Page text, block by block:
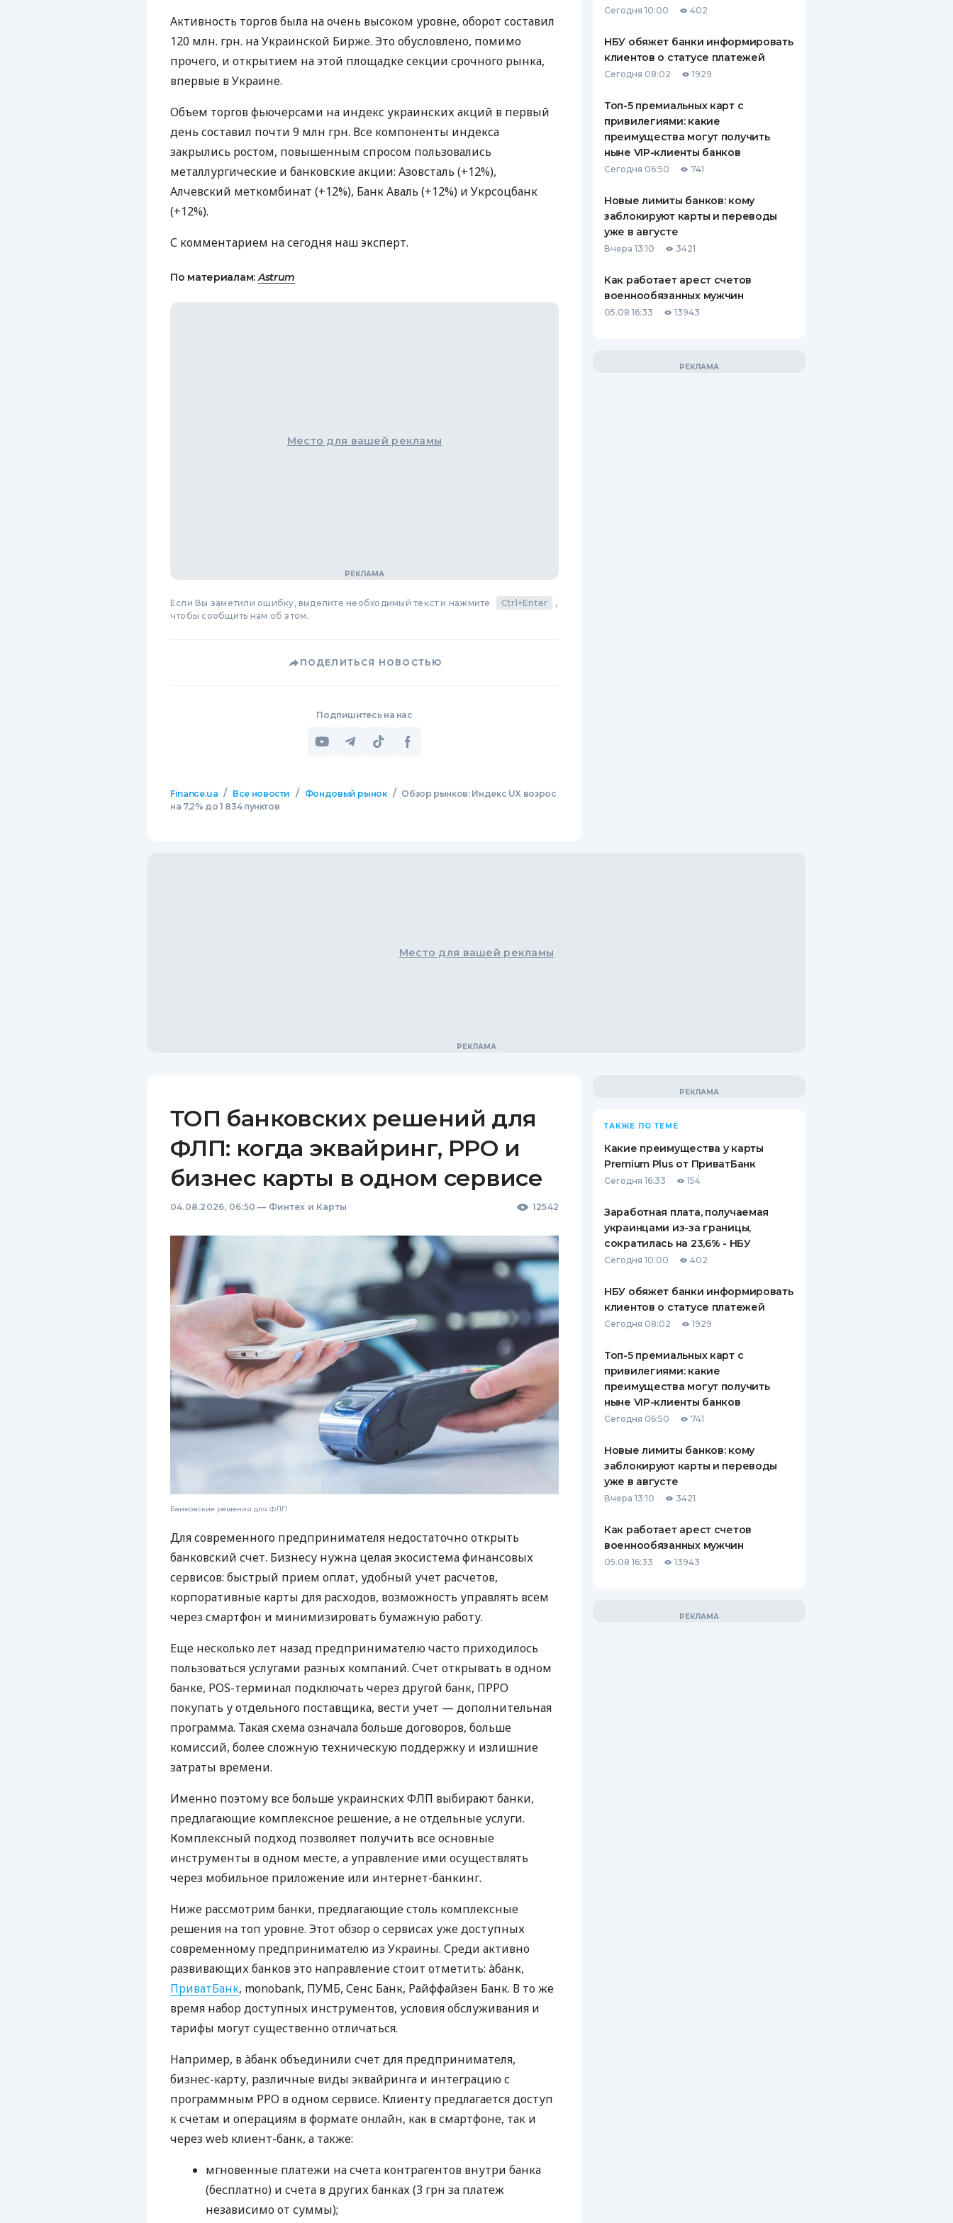
ЕЖЕМЕСЯЧНЫЙ ОБЗОР
ПУТЕВОДИТЕЛИ ПО
СТРАХОВАНИЮ
ВСЕ СТРАХОВЫЕ ПОЛИСЫ
ОТЗЫВЫ О СТРАХОВЫХ
КОМПАНИЯХ
Активность торгов была на очень высоком уровне, оборот составил
120 млн. грн. на Украинской Бирже. Это обусловлено, помимо
прочего, и открытием на этой площадке секции срочного рынка,
впервые в Украине.
Объем торгов фьючерсами на индекс украинских акций в первый
день составил почти 9 млн грн. Все компоненты индекса
закрылись ростом, повышенным спросом пользовались
металлургические и банковские акции: Азовсталь (+12%),
Алчевский меткомбинат (+12%), Банк Аваль (+12%) и Укрсоцбанк
(+12%).
С комментарием на сегодня наш эксперт.
По материалам:Astrum
Место для вашей рекламы
Если Вы заметили ошибку, выделите необходимый текст и нажмите Ctrl+Enter
,
чтобы сообщить нам об этом.
ПОДЕЛИТЬСЯ НОВОСТЬЮ
Подпишитесь на нас
Finance.ua / Все новости / Фондовый рынок / Обзор рынков: Индекс UX возрос
на 7,2% до 1 834 пунктов
Сегодня 10:00 402
НБУ обяжет банки информировать
клиентов о статусе платежей
Сегодня 08:02 1929
Топ-5 премиальных карт с
привилегиями: какие
преимущества могут получить
ныне VIP-клиенты банков
Сегодня 06:50 741
Новые лимиты банков: кому
заблокируют карты и переводы
уже в августе
Вчера 13:10 3421
Как работает арест счетов
военнообязанных мужчин
05.08 16:33 13943
Место для вашей рекламы
ТОП банковских решений для
ФЛП: когда эквайринг, РРО и
бизнес карты в одном сервисе
04.08.2026, 06:50 — Финтех и Карты 12542
Банковские решения для ФЛП
Для современного предпринимателя недостаточно открыть
банковский счет. Бизнесу нужна целая экосистема финансовых
сервисов: быстрый прием оплат, удобный учет расчетов,
корпоративные карты для расходов, возможность управлять всем
через смартфон и минимизировать бумажную работу.
Еще несколько лет назад предпринимателю часто приходилось
пользоваться услугами разных компаний. Счет открывать в одном
банке, POS-терминал подключать через другой банк, ПРРО
покупать у отдельного поставщика, вести учет — дополнительная
программа. Такая схема означала больше договоров, больше
комиссий, более сложную техническую поддержку и излишние
затраты времени.
Именно поэтому все больше украинских ФЛП выбирают банки,
предлагающие комплексное решение, а не отдельные услуги.
Комплексный подход позволяет получить все основные
инструменты в одном месте, а управление ими осуществлять
через мобильное приложение или интернет-банкинг.
Ниже рассмотрим банки, предлагающие столь комплексные
решения на топ уровне. Этот обзор о сервисах уже доступных
современному предпринимателю из Украины. Среди активно
развивающих банков это направление стоит отметить: àбанк,
ПриватБанк, monobank, ПУМБ, Сенс Банк, Райффайзен Банк. В то же
время набор доступных инструментов, условия обслуживания и
тарифы могут существенно отличаться.
Например, в àбанк объединили счет для предпринимателя,
бизнес-карту, различные виды эквайринга и интеграцию с
программным РРО в одном сервисе. Клиенту предлагается доступ
к счетам и операциям в формате онлайн, как в смартфоне, так и
через web клиент-банк, а также:
мгновенные платежи на счета контрагентов внутри банка
(бесплатно) и счета в других банках (3 грн за платеж
независимо от суммы);
ТАКЖЕ ПО ТЕМЕ
Какие преимущества у карты
Premium Plus от ПриватБанк
Сегодня 16:33 154
Заработная плата, получаемая
украинцами из-за границы,
сократилась на 23,6% - НБУ
Сегодня 10:00 402
НБУ обяжет банки информировать
клиентов о статусе платежей
Сегодня 08:02 1929
Топ-5 премиальных карт с
привилегиями: какие
преимущества могут получить
ныне VIP-клиенты банков
Сегодня 06:50 741
Новые лимиты банков: кому
заблокируют карты и переводы
уже в августе
Вчера 13:10 3421
Как работает арест счетов
военнообязанных мужчин
05.08 16:33 13943